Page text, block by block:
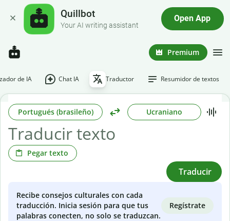
Quillbot
Your AI writing assistant
Open App
Premium
de IA Chat IA Traductor Resumidor de textos
Portugués (brasileño) Ucraniano
Pegar texto
Traducir
Recibe consejos culturales con cada
traducción. Inicia sesión para que tus
palabras conecten, no solo se traduzcan.
Regístrate